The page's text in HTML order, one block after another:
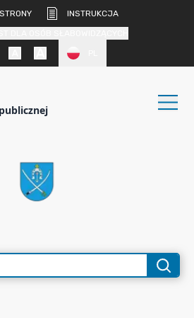
INSTRUKCJA